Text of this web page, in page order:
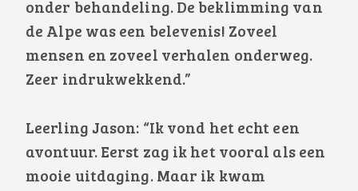
onder behandeling. De beklimming van
de Alpe was een belevenis! Zoveel
mensen en zoveel verhalen onderweg.
Zeer indrukwekkend.”
Leerling Jason: “Ik vond het echt een
avontuur. Eerst zag ik het vooral als een
mooie uitdaging. Maar ik kwam